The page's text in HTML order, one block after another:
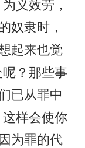
义效劳，
奴隶时，
起来也觉
？那些事
已从罪中
样会使你
因为罪的代